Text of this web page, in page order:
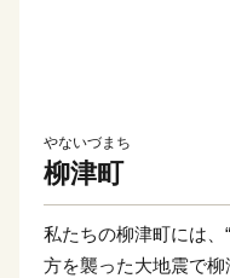
やないづまち
柳津町
私たちの柳津町には
方を襲った大地震で